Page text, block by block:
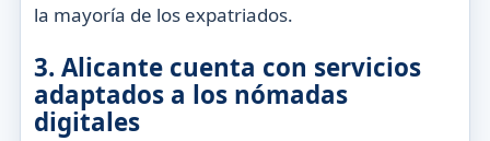
la mayoría de los expatriados.
3. Alicante cuenta con servicios
adaptados a los nómadas
digitales